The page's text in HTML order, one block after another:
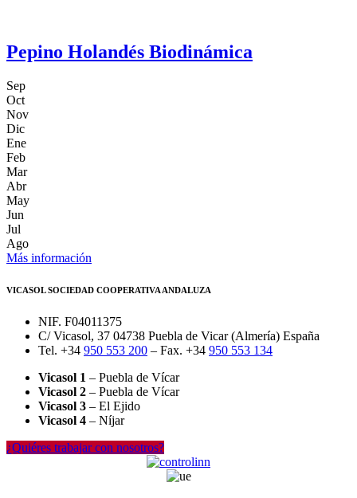
Pepino Holandés Biodinámica
Sep
Oct
Nov
Dic
Ene
Feb
Mar
Abr
May
Jun
Jul
Ago
Más información
VICASOL SOCIEDAD COOPERATIVA ANDALUZA
NIF. F04011375
C/ Vicasol, 37 04738 Puebla de Vicar (Almería) España
Tel. +34 950 553 200 – Fax. +34 950 553 134
Vicasol 1 – Puebla de Vícar
Vicasol 2 – Puebla de Vícar
Vicasol 3 – El Ejido
Vicasol 4 – Níjar
¿Quiéres trabajar con nosotros?